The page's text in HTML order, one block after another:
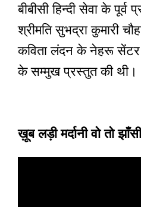
बीबीसी हिन्दी सेवा के
श्रीमति सुभद्रा कुमारी
कविता लंदन के नेहरू
के सम्मुख प्रस्तुत की थी।
ख़ूब लड़ी मर्दानी वो तो